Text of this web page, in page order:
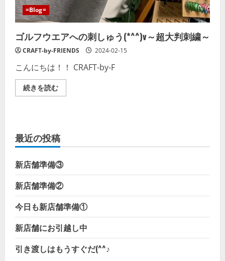
=Blog=
ゴルフウエアへの刺しゅう(*^^)v～超大判刺繍～
CRAFT-by-FRIENDS 2024-02-15
こんにちは！！ CRAFT-by-F
続きを読むゴ
ル
の
刺
し
う
(*^^)v
～
超
大
判
刺
繍
～
の
詳
細
を
ご
最近の投稿
新店舗準備③
新店舗準備②
今日も新店舗準備①
新店舗にお引越し中
引き渡しはもうすぐだ(^^♪